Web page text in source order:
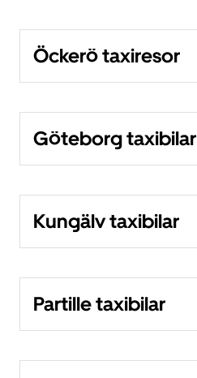
Öckerö taxiresor
Göteborg taxibilar
Kungälv taxibilar
Partille taxibilar